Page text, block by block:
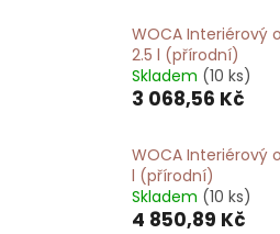
WOCA Interiérový
2.5 l (přírodní)
Skladem (10 ks)
3 068,56 Kč
WOCA Interiérový
l (přírodní)
Skladem (10 ks)
4 850,89 Kč